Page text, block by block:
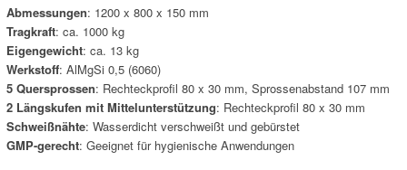
Abmessungen: 1200 x 800 x 150 mm
Tragkraft: ca. 1000 kg
Eigengewicht: ca. 13 kg
Werkstoff: AlMgSi 0,5 (6060)
5 Quersprossen: Rechteckprofil 80 x 30 mm, Sprossenabstand 107 mm
2 Längskufen mit Mittelunterstützung: Rechteckprofil 80 x 30 mm
Schweißnähte: Wasserdicht verschweißt und gebürstet
GMP-gerecht: Geeignet für hygienische Anwendungen